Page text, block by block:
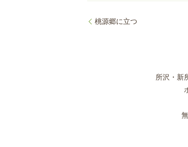
桃源郷に立つ
所沢・新